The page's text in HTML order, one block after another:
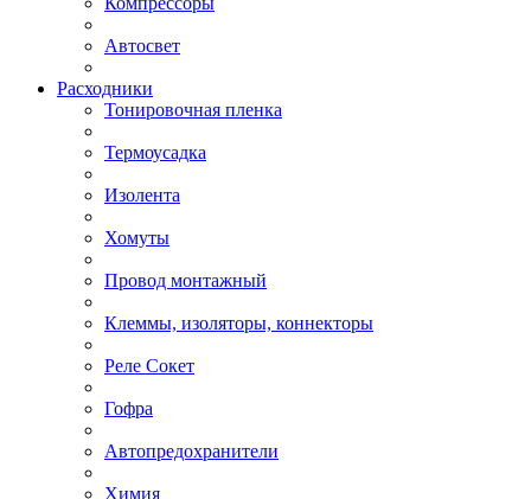
Автосвет
Расходники
Тонировочная пленка
Термоусадка
Изолента
Хомуты
Провод монтажный
Клеммы, изоляторы, коннекторы
Реле Сокет
Гофра
Автопредохранители
Химия